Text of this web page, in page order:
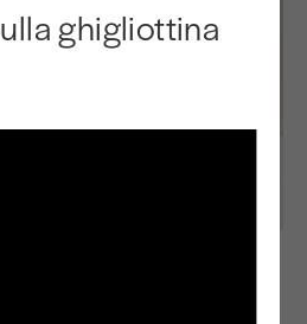
ghigliottina